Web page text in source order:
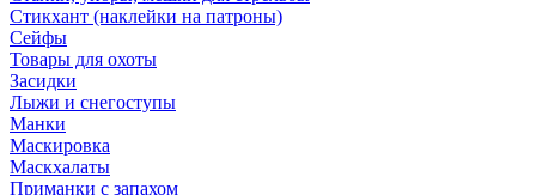
Стикхант (наклейки на патроны)
Сейфы
Товары для охоты
Засидки
Лыжи и снегоступы
Манки
Маскировка
Маскхалаты
Приманки с запахом